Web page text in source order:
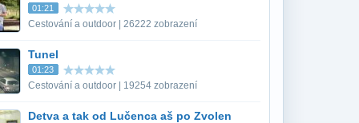
01:21
Cestování a outdoor | 26222 zobrazení
Tunel
01:23
Cestování a outdoor | 19254 zobrazení
Detva a tak od Lučenca aš po Zvolen